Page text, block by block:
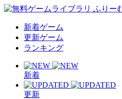
新着ゲーム
更新ゲーム
ランキング
新着
更新